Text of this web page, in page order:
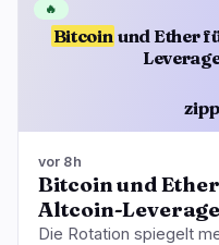
Bitcoin und Ether
🔥
vor 8h
Bitcoin und
Altcoin-
Die Rotation spiegelt